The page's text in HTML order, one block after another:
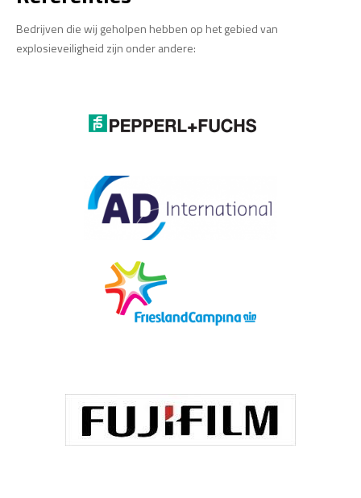
ATEX 114
IECEx 02
ATEX en IECEx verschillen
ATEX Temperatuurmetingen
Mechanische ATEX apparatuur
Overgang van EN13463 naar ISO80079
Elektrische ATEX en IECEx apparatuur
Bedrijven die wij geholpen hebben op het gebied van
explosieveiligheid zijn onder andere: